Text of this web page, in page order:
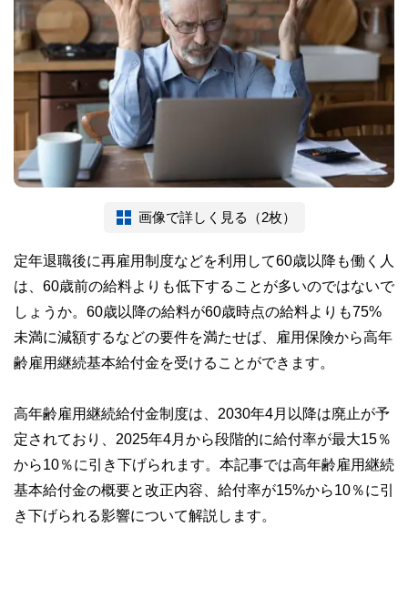
画像で詳しく見る（2枚）
定年退職後に再雇用制度などを利用して60歳以降も働く人
は、60歳前の給料よりも低下することが多いのではないで
しょうか。60歳以降の給料が60歳時点の給料よりも75%
未満に減額するなどの要件を満たせば、雇用保険から高年
齢雇用継続基本給付金を受けることができます。
高年齢雇用継続給付金制度は、2030年4月以降は廃止が予
定されており、2025年4月から段階的に給付率が最大15％
から10％に引き下げられます。本記事では高年齢雇用継続
基本給付金の概要と改正内容、給付率が15%から10％に引
き下げられる影響について解説します。